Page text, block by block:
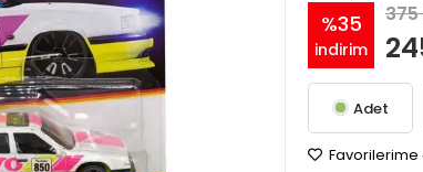
%35
indirim
375
Adet
Favorilerime